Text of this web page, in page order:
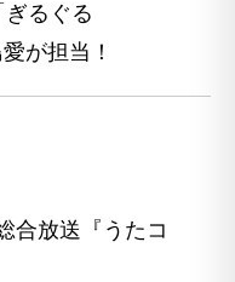
ぎるぐる
が担当！
合放送『うたコ